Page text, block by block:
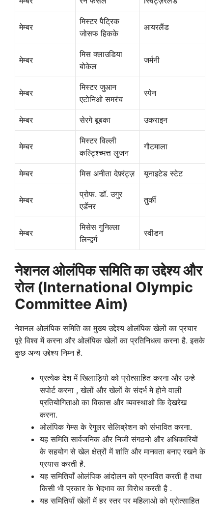
मेम्बर
मिस्टर पैट्रिक
जोसफ हिकके
आयरलैंड
मेम्बर
मिस क्लाउडिया
बोकेल
जर्मनी
मेम्बर
मिस्टर जुआन
एटोनिओ समरंच
स्पेन
मेम्बर सेरगे बूबका उकराइन
मेम्बर
मिस्टर विल्ली
कल्ट्श्च्मित्त लुजन
गौटमाला
मेम्बर मिस अनीता देफ़्रंट्ज़ यूनाइटेड स्टेट
मेम्बर
प्रोफ. डॉ. उगुर
एर्डेनर
तुर्की
मेम्बर
मिसेस गुनिल्ला
लिन्द्बर्ग
स्वीडन
नेशनल ओलंपिक समिति का उद्देश्य और
रोल (International Olympic
Committee Aim)
नेशनल ओलंपिक समिति का मुख्य उद्देश्य ओलंपिक खेलों का प्रचार
पूरे विश्व में करना और ओलंपिक खेलों का प्रतिनिधत्व करना है. इसके
कुछ अन्य उद्देश्य निम्न है.
प्रत्येक देश में खिलाड़ियो को प्रोत्साहित करना और उन्हे
सपोर्ट करना , खेलों और खेलों के संदर्भ मे होने वाली
प्रतियोगिताओ का विकास और व्यवस्थाओ कि देखरेख
करना.
ओलंपिक गेम्स के रेगुलर सेलिब्रेशन को संभावित करना.
यह समिति सार्वजनिक और निजी संगठनो और अधिकारियों
के सहयोग से खेल क्षेत्रों में शांति और मानवता बनाए रखने के
प्रयास करती है.
यह समितियाँ ओलंपिक आंदोलन को प्रभावित करती है तथा
किसी भी प्रकार के भेदभाव का विरोध करती है .
यह समितियाँ खेलों में हर स्तर पर महिलाओ को प्रोत्साहित